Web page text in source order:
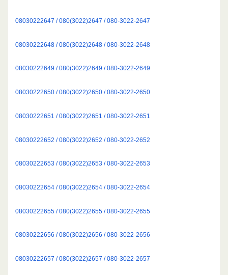
08030222647 / 080(3022)2647 / 080-3022-2647
08030222648 / 080(3022)2648 / 080-3022-2648
08030222649 / 080(3022)2649 / 080-3022-2649
08030222650 / 080(3022)2650 / 080-3022-2650
08030222651 / 080(3022)2651 / 080-3022-2651
08030222652 / 080(3022)2652 / 080-3022-2652
08030222653 / 080(3022)2653 / 080-3022-2653
08030222654 / 080(3022)2654 / 080-3022-2654
08030222655 / 080(3022)2655 / 080-3022-2655
08030222656 / 080(3022)2656 / 080-3022-2656
08030222657 / 080(3022)2657 / 080-3022-2657